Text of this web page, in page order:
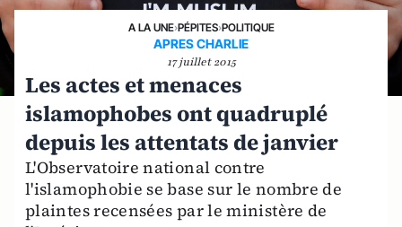
A LA UNE›PÉPITES›POLITIQUE
APRES CHARLIE
17 juillet 2015
Les actes et menaces
islamophobes ont quadruplé
depuis les attentats de janvier
L'Observatoire national contre
l'islamophobie se base sur le nombre de
plaintes recensées par le ministère de